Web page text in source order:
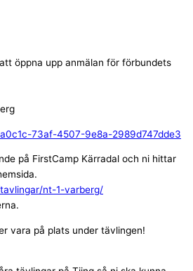
öppna upp anmälan för förbundets
73af-4507-9e8a-2989d747dde3
på FirstCamp Kärradal och ni hittar
nt-1-varberg/
vara på plats under tävlingen!